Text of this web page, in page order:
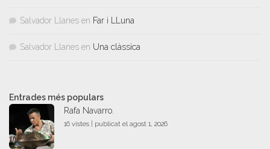
Salvador Llanes en Far i LLuna
Salvador Llanes en Una clàssica
Entrades més populars
Rafa Navarro.
16 vistes | publicat el agost 1, 2026